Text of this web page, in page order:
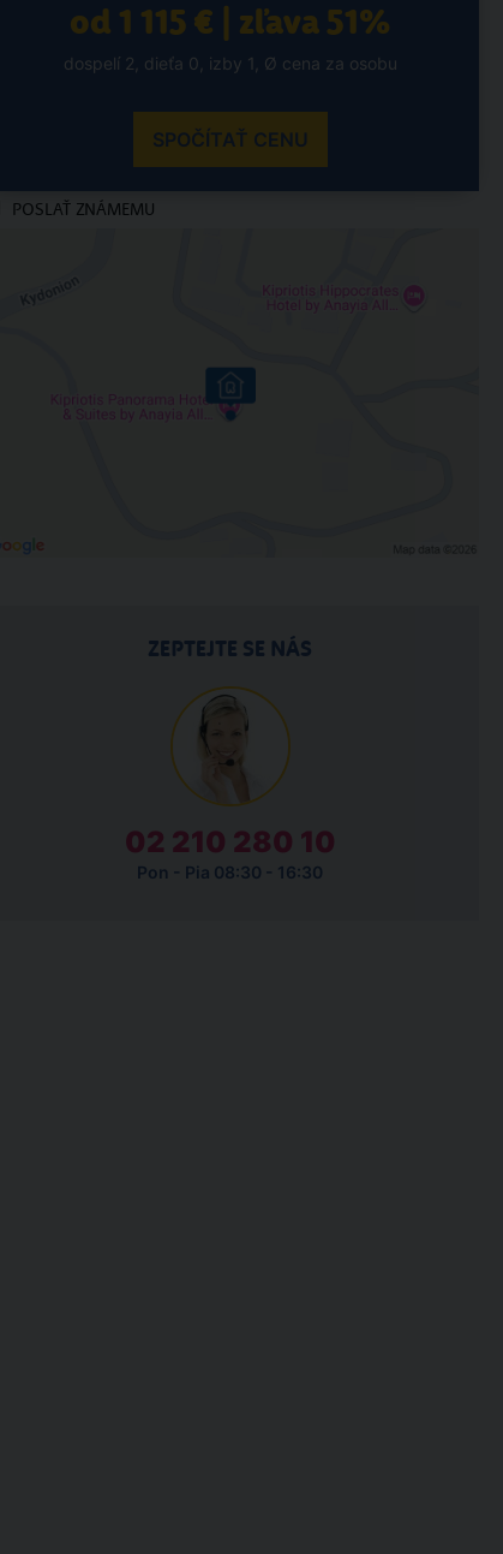
od 1 115 € | zľava 51%
dospelí 2, dieťa 0, izby 1, Ø cena za osobu
SPOČÍTAŤ CENU
POSLAŤ ZNÁMEMU
ZEPTEJTE SE NÁS
02 210 280 10
Pon - Pia 08:30 - 16:30